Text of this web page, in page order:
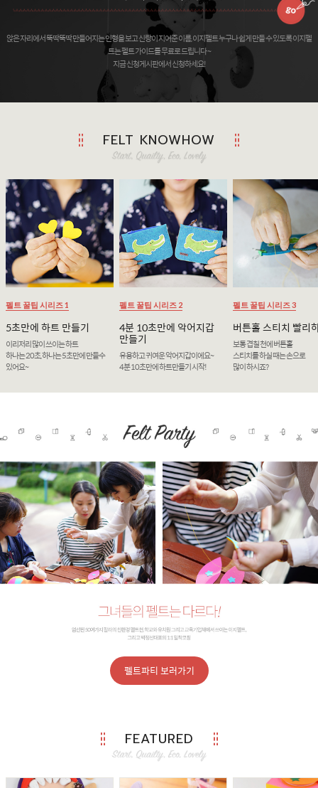
앉은 자리에서 뚝딱뚝딱 만들어지는 인형을 보고 신랑이 지어준 이름, 이지펠트 누구나 쉽게 만들 수 있도록 이지펠
트는 펠트 가이드를 무료로 드립니다 ~
지금 신청게시판에서 신청하세요!
FELT KNOWHOW
펠트 꿀팁 시리즈 1
5초만에 하트 만들기
이리저리 많이 쓰이는 하트
하나는 20초, 하나는 5초만에 만들수
있어요~
펠트 꿀팁 시리즈 2
4분 10초만에 악어지갑
만들기
유용하고 귀여운 악어지갑이에요~
4분 10초만에 하트만들기 시작!
펠트 꿀팁 시리즈 3
버튼홀 스티치 빨리
보통 겹칠 천에 버튼홀
스티치를 하실 때는 손으로
많이 하시죠?
펠트파티 보러가기
FEATURED